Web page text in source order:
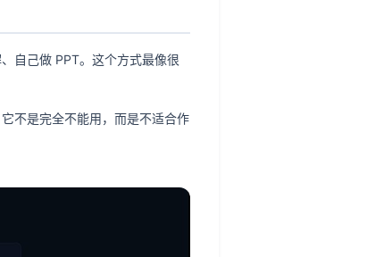
自己做 PPT。这个方式最像很
不是完全不能用，而是不适合作